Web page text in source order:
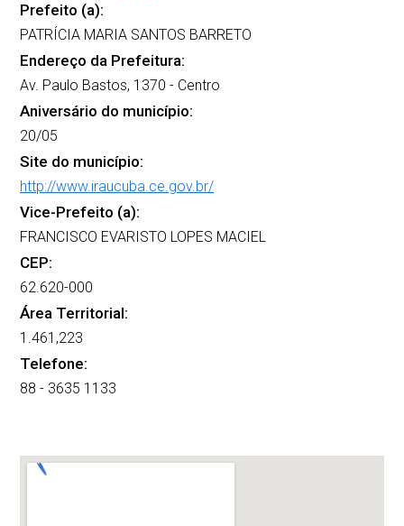
Prefeito (a):
PATRÍCIA MARIA SANTOS BARRETO
Endereço da Prefeitura:
Av. Paulo Bastos, 1370 - Centro
Aniversário do município:
20/05
Site do município:
http://www.iraucuba.ce.gov.br/
Vice-Prefeito (a):
FRANCISCO EVARISTO LOPES MACIEL
CEP:
62.620-000
Área Territorial:
1.461,223
Telefone:
88 - 3635 1133